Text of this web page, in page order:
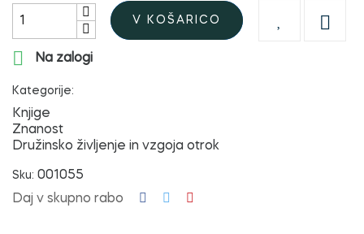
V KOŠARICO


Na zalogi
Kategorije:
Knjige
Znanost
Družinsko življenje in vzgoja otrok
Sku: 001055
Daj v skupno rabo